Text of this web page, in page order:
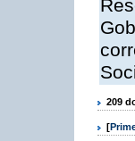
209
[